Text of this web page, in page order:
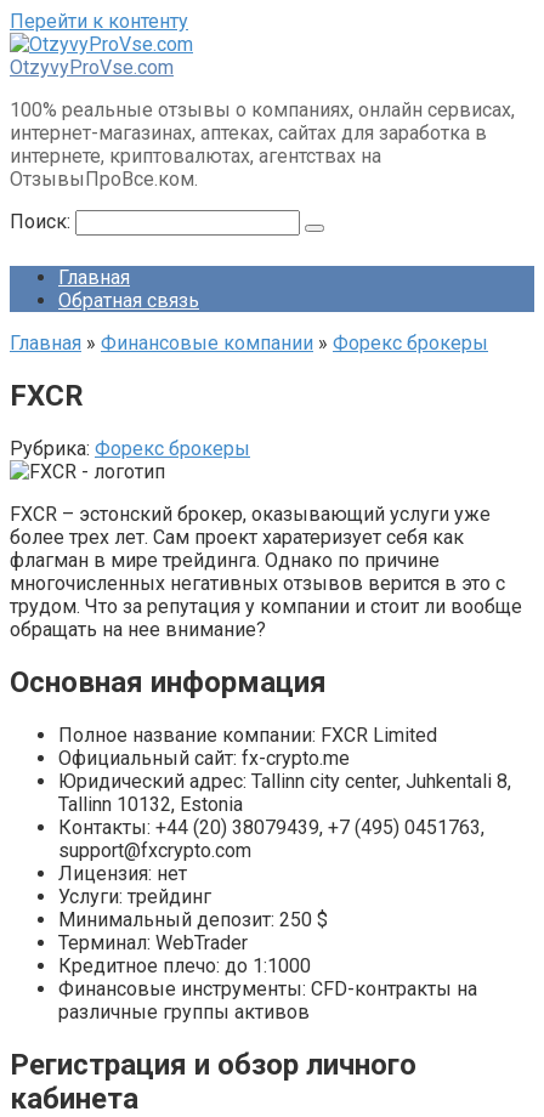
Перейти к контенту
OtzyvyProVse.com
100% реальные отзывы о компаниях, онлайн сервисах,
интернет-магазинах, аптеках, сайтах для заработка в
интернете, криптовалютах, агентствах на
ОтзывыПроВсе.ком.
Поиск:
Главная
Обратная связь
Главная » Финансовые компании » Форекс брокеры
FXCR
Рубрика: Форекс брокеры
FXCR – эстонский брокер, оказывающий услуги уже
более трех лет. Сам проект харатеризует себя как
флагман в мире трейдинга. Однако по причине
многочисленных негативных отзывов верится в это с
трудом. Что за репутация у компании и стоит ли вообще
обращать на нее внимание?
Основная информация
Полное название компании: FXCR Limited
Официальный сайт: fx-crypto.me
Юридический адрес: Tallinn city center, Juhkentali 8,
Tallinn 10132, Estonia
Контакты: +44 (20) 38079439, +7 (495) 0451763,
support@fxcrypto.com
Лицензия: нет
Услуги: трейдинг
Минимальный депозит: 250 $
Терминал: WebTrader
Кредитное плечо: до 1:1000
Финансовые инструменты: CFD-контракты на
различные группы активов
Регистрация и обзор личного
кабинета